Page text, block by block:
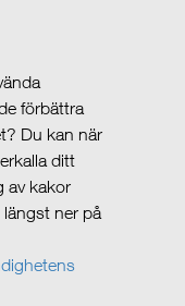
förbättra
Du kan när
ditt
av kakor
ner på